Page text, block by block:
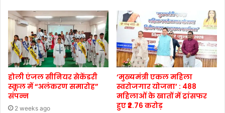
होली एंजल सीनियर सेकेंडरी
स्कूल में “अलंकरण समारोह”
संपन्न
2 weeks ago
‘मुख्यमंत्री एकल महिला
स्वरोजगार योजना’ : 488
महिलाओं के खातों में ट्रांसफर
हुए ₹2.76 करोड़